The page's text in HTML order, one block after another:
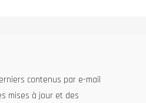
contenus par e-mail
mises à jour et des